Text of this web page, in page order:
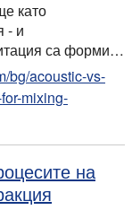
като
- и
са форми…
bg/acoustic-vs-
mixing-
на